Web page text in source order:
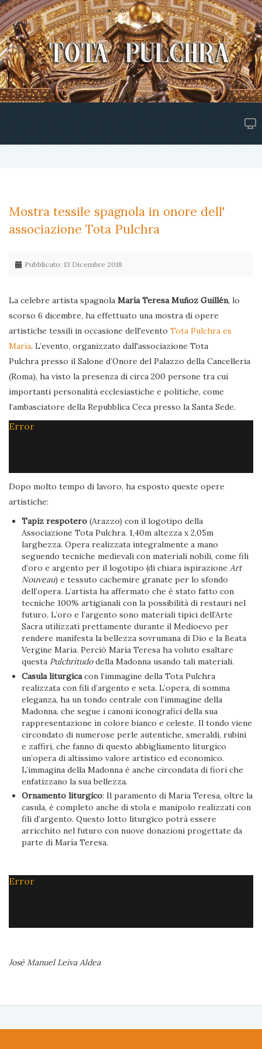
Mostra tessile spagnola in onore dell'
associazione Tota Pulchra
Pubblicato: 13 Dicembre 2018
La celebre artista spagnola María Teresa Muñoz Guillén, lo
scorso 6 dicembre, ha effettuato una mostra di opere
artistiche tessili in occasione dell'evento Tota Pulchra es
Maria. L’evento, organizzato dall'associazione Tota
Pulchra presso il Salone d’Onore del Palazzo della Cancelleria
(Roma), ha visto la presenza di circa 200 persone tra cui
importanti personalità ecclesiastiche e politiche, come
l’ambasciatore della Repubblica Ceca presso la Santa Sede.
Error
Dopo molto tempo di lavoro, ha esposto queste opere
artistiche:
Tapiz respotero (Arazzo) con il logotipo della
Associazione Tota Pulchra. 1,40m altezza x 2,05m
larghezza. Opera realizzata integralmente a mano
seguendo tecniche medievali con materiali nobili, come fili
d’oro e argento per il logotipo (di chiara ispirazioneArt
Nouveau) e tessuto cachemire granate per lo sfondo
dell’opera. L’artista ha affermato che è stato fatto con
tecniche 100% artigianali con la possibilità di restauri nel
futuro. L’oro e l’argento sono materiali tipici dell’Arte
Sacra utilizzati prettamente durante il Medioevo per
rendere manifesta la bellezza sovrumana di Dio e la Beata
Vergine Maria. Perciò María Teresa ha voluto esaltare
questa Pulchritudodella Madonna usando tali materiali.
Casula liturgicacon l’immagine della Tota Pulchra
realizzata con fili d’argento e seta. L’opera, di somma
eleganza, ha un tondo centrale con l’immagine della
Madonna, che segue i canoni iconografici della sua
rappresentazione in colore bianco e celeste. Il tondo viene
circondato di numerose perle autentiche, smeraldi, rubini
e zaffiri, che fanno di questo abbigliamento liturgico
un’opera di altissimo valore artistico ed economico.
L’immagina della Madonna è anche circondata di fiori che
enfatizzano la sua bellezza.
Ornamento liturgico: Il paramento di Maria Teresa, oltre la
casula, è completo anche di stola e manipolo realizzati con
fili d’argento. Questo lotto liturgico potrà essere
arricchito nel futuro con nuove donazioni progettate da
parte di María Teresa.
Error
José Manuel Leiva Aldea